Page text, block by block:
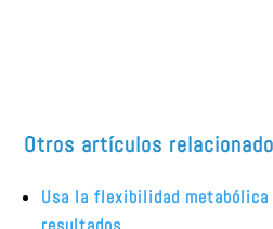
Otros artículos
Usa la flexibilidad